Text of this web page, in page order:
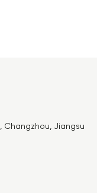
Changzhou, Jiangsu